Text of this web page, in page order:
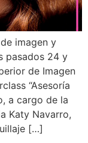
imagen y
pasados 24 y
de Imagen
“Asesoría
a cargo de la
Katy Navarro,
[…]